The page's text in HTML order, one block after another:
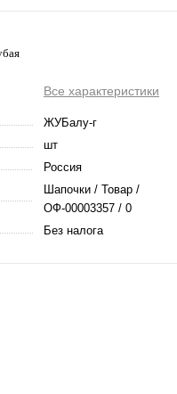
Все характеристики
ЖУБалу-г
шт
Россия
Шапочки / Товар /
ОФ-00003357 / 0
Без налога